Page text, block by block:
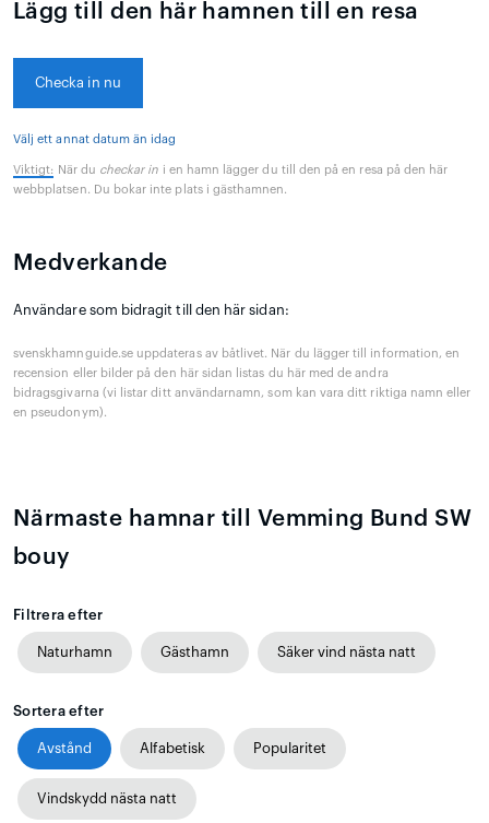
Lägg till den här hamnen till en resa
Checka in nu
Välj ett annat datum än idag
Viktigt: När du checkar in i en hamn lägger du till den på en resa på den här
webbplatsen. Du bokar inte plats i gästhamnen.
Medverkande
Användare som bidragit till den här sidan:
svenskhamnguide.se uppdateras av båtlivet. När du lägger till information, en
recension eller bilder på den här sidan listas du här med de andra
bidragsgivarna (vi listar ditt användarnamn, som kan vara ditt riktiga namn eller
en pseudonym).
Närmaste hamnar till Vemming Bund SW
bouy
Filtrera efter
Naturhamn Gästhamn Säker vind nästa natt
Sortera efter
Avstånd Alfabetisk Popularitet
Vindskydd nästa natt